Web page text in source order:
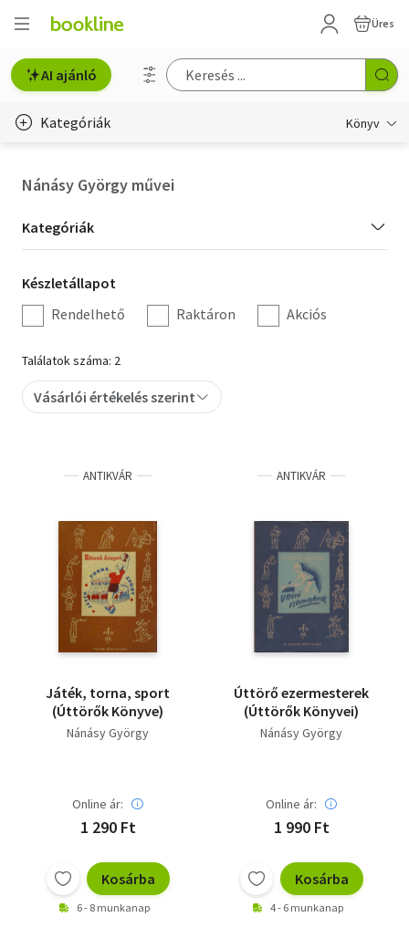
Üres
AI ajánló
Kategóriák Könyv
Hobbi, szabadidő
Irodalom
Művészet
Szakkönyv
Tankönyv, segédkönyv
Társadalomtudomány
Természettudomány
Történelem
Nánásy György művei
Kategória
szűrés
Kategóriák
Készletállapot
szűrés
Készletállapot
Rendelhető
Raktáron Akciós
Találatok száma: 2
Vásárlói értékelés szerint
ANTIKVÁR
Játék, torna, sport
(Úttörők Könyve)
Nánásy György
Online ár:
1 290 Ft
Kosárba
6 - 8 munkanap
ANTIKVÁR
Úttörő ezermesterek
(Úttörők Könyvei)
Nánásy György
Online ár:
1 990 Ft
Kosárba
4 - 6 munkanap